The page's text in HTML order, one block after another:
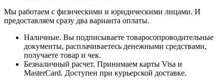
Мы работаем с физическими и юридическими лицами. И
предоставляем сразу два варианта оплаты.
Наличные. Вы подписываете товаросопроводительные
документы, расплачиваетесь денежными средствами,
получаете товар и чек.
Безналичный расчет. Принимаем карты Visa и
MasterCard. Доступен при курьерской доставке.